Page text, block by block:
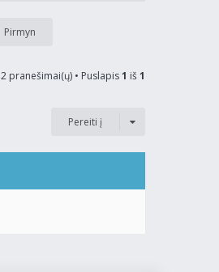
2 pranešimai(ų) • Puslapis1 iš1
Pereiti į